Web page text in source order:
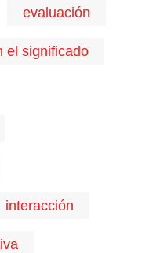
evaluación
el significado
interacción